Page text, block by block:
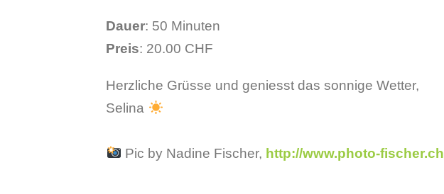
Dauer: 50 Minuten
Preis: 20.00 CHF
Herzliche Grüsse und geniesst das sonnige Wetter,
Selina
Pic by Nadine Fischer, http://www.photo-fischer.ch